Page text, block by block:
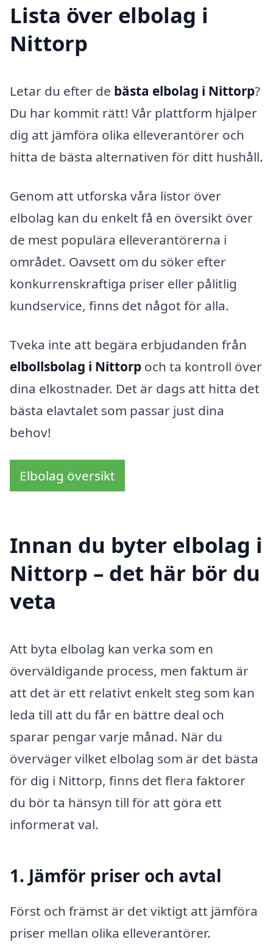
Lista över elbolag i
Nittorp
Letar du efter de bästa elbolag i Nittorp?
Du har kommit rätt! Vår plattform hjälper
dig att jämföra olika elleverantörer och
hitta de bästa alternativen för ditt hushåll.
Genom att utforska våra listor över
elbolag kan du enkelt få en översikt över
de mest populära elleverantörerna i
området. Oavsett om du söker efter
konkurrenskraftiga priser eller pålitlig
kundservice, finns det något för alla.
Tveka inte att begära erbjudanden från
elbollsbolag i Nittorp och ta kontroll över
dina elkostnader. Det är dags att hitta det
bästa elavtalet som passar just dina
behov!
Elbolag översikt
Innan du byter elbolag i
Nittorp – det här bör du
veta
Att byta elbolag kan verka som en
överväldigande process, men faktum är
att det är ett relativt enkelt steg som kan
leda till att du får en bättre deal och
sparar pengar varje månad. När du
överväger vilket elbolag som är det bästa
för dig i Nittorp, finns det flera faktorer
du bör ta hänsyn till för att göra ett
informerat val.
1. Jämför priser och avtal
Först och främst är det viktigt att jämföra
priser mellan olika elleverantörer.